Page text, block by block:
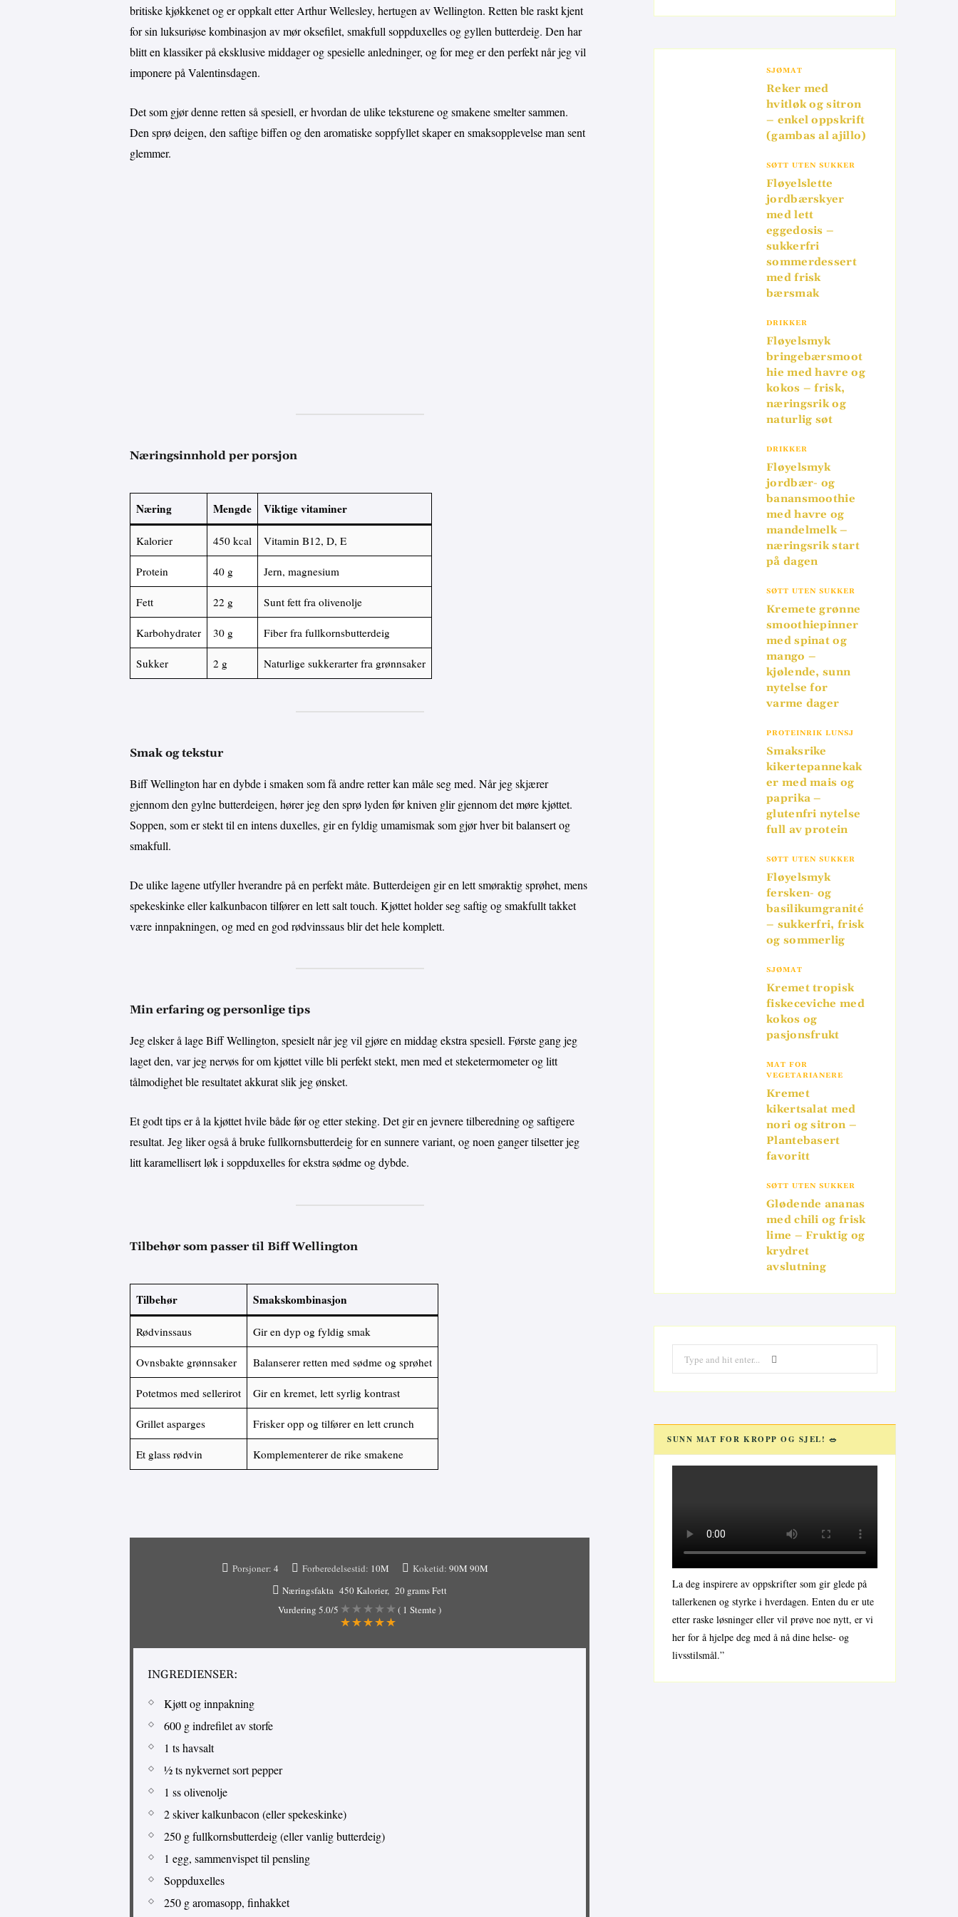
britiske kjøkkenet og er oppkalt etter Arthur Wellesley, hertugen av Wellington. Retten ble raskt kjent
for sin luksuriøse kombinasjon av mør oksefilet, smakfull soppduxelles og gyllen butterdeig. Den har
blitt en klassiker på eksklusive middager og spesielle anledninger, og for meg er den perfekt når jeg vil
imponere på Valentinsdagen.
Det som gjør denne retten så spesiell, er hvordan de ulike teksturene og smakene smelter sammen.
Den sprø deigen, den saftige biffen og den aromatiske soppfyllet skaper en smaksopplevelse man sent
glemmer.
Næringsinnhold per porsjon
Næring Mengde Viktige vitaminer
Kalorier 450 kcal Vitamin B12, D, E
Protein 40 g Jern, magnesium
Fett 22 g Sunt fett fra olivenolje
Karbohydrater 30 g Fiber fra fullkornsbutterdeig
Sukker 2 g Naturlige sukkerarter fra grønnsaker
Smak og tekstur
Biff Wellington har en dybde i smaken som få andre retter kan måle seg med. Når jeg skjærer
gjennom den gylne butterdeigen, hører jeg den sprø lyden før kniven glir gjennom det møre kjøttet.
Soppen, som er stekt til en intens duxelles, gir en fyldig umamismak som gjør hver bit balansert og
smakfull.
De ulike lagene utfyller hverandre på en perfekt måte. Butterdeigen gir en lett smøraktig sprøhet, mens
spekeskinke eller kalkunbacon tilfører en lett salt touch. Kjøttet holder seg saftig og smakfullt takket
være innpakningen, og med en god rødvinssaus blir det hele komplett.
Min erfaring og personlige tips
Jeg elsker å lage Biff Wellington, spesielt når jeg vil gjøre en middag ekstra spesiell. Første gang jeg
laget den, var jeg nervøs for om kjøttet ville bli perfekt stekt, men med et steketermometer og litt
tålmodighet ble resultatet akkurat slik jeg ønsket.
Et godt tips er å la kjøttet hvile både før og etter steking. Det gir en jevnere tilberedning og saftigere
resultat. Jeg liker også å bruke fullkornsbutterdeig for en sunnere variant, og noen ganger tilsetter jeg
litt karamellisert løk i soppduxelles for ekstra sødme og dybde.
Tilbehør som passer til Biff Wellington
Tilbehør Smakskombinasjon
Rødvinssaus Gir en dyp og fyldig smak
Ovnsbakte grønnsaker Balanserer retten med sødme og sprøhet
Potetmos med sellerirot Gir en kremet, lett syrlig kontrast
Grillet asparges Frisker opp og tilfører en lett crunch
Et glass rødvin Komplementerer de rike smakene
Porsjoner: 4 Forberedelsestid: 10M Koketid: 90M 90M
Næringsfakta 450 Kalorier
20 grams Fett
Vurdering 5.0/5 ( 1 Stemte )
INGREDIENSER:
Kjøtt og innpakning
600 g indrefilet av storfe
1 ts havsalt
½ ts nykvernet sort pepper
1 ss olivenolje
2 skiver kalkunbacon (eller spekeskinke)
250 g fullkornsbutterdeig (eller vanlig butterdeig)
1 egg, sammenvispet til pensling
Soppduxelles
250 g aromasopp, finhakket
SJØMAT
Reker med
hvitløk og sitron
– enkel oppskrift
(gambas al ajillo)
SØTT UTEN SUKKER
Fløyelslette
jordbærskyer
med lett
eggedosis –
sukkerfri
sommerdessert
med frisk
bærsmak
DRIKKER
Fløyelsmyk
bringebærsmoot
hie med havre og
kokos – frisk,
næringsrik og
naturlig søt
DRIKKER
Fløyelsmyk
jordbær- og
banansmoothie
med havre og
mandelmelk –
næringsrik start
på dagen
SØTT UTEN SUKKER
Kremete grønne
smoothiepinner
med spinat og
mango –
kjølende, sunn
nytelse for
varme dager
PROTEINRIK LUNSJ
Smaksrike
kikertepannekak
er med mais og
paprika –
glutenfri nytelse
full av protein
SØTT UTEN SUKKER
Fløyelsmyk
fersken- og
basilikumgranité
– sukkerfri, frisk
og sommerlig
SJØMAT
Kremet tropisk
fiskeceviche med
kokos og
pasjonsfrukt
MAT FOR
VEGETARIANERE
Kremet
kikertsalat med
nori og sitron –
Plantebasert
favoritt
SØTT UTEN SUKKER
Glødende ananas
med chili og frisk
lime – Fruktig og
krydret
avslutning
for:
SUNN MAT FOR KROPP OG SJEL! 🥗
La deg inspirere av oppskrifter som gir glede på
tallerkenen og styrke i hverdagen. Enten du er ute
etter raske løsninger eller vil prøve noe nytt, er vi
her for å hjelpe deg med å nå dine helse- og
livsstilsmål.”